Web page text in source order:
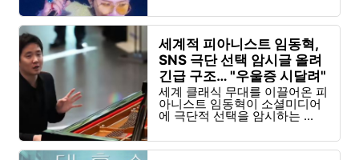
세계적 피아니스트 임동혁,
SNS 극단 선택 암시글 올려
긴급 구조… "우울증 시달려"
세계 클래식 무대를 이끌어온 피
아니스트 임동혁이 소셜미디어
에 극단적 선택을 암시하는 ...